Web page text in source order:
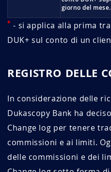
giorno del mese.
* - si applica alla prima
DUK+ sul conto di un
REGISTRO DELLE
In considerazione delle
Dukascopy Bank ha
Change log per tenere
commissioni e ai limiti.
delle commissioni e dei